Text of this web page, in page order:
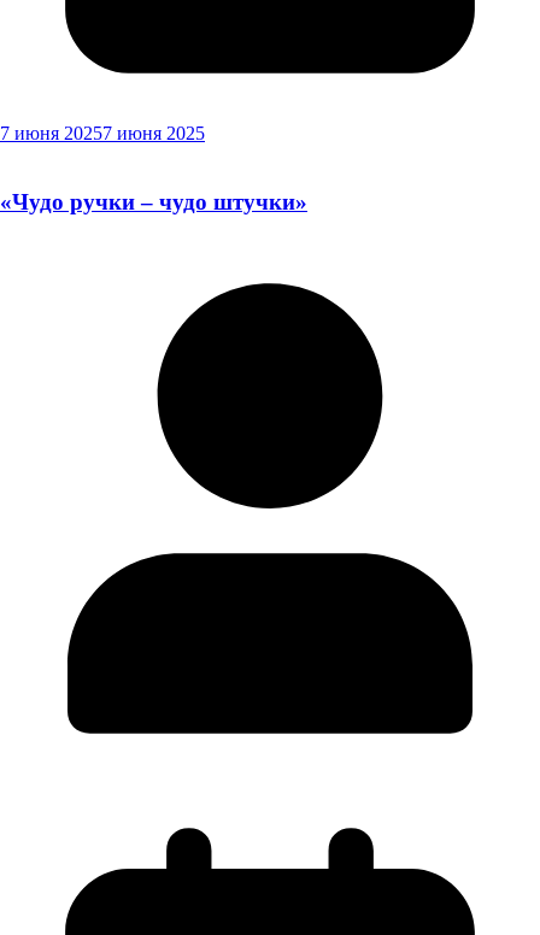
7 июня 20257 июня 2025
«Чудо ручки – чудо штучки»